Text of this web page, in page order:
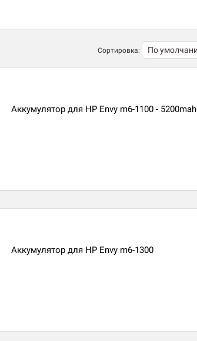
Сортировка:
Аккумулятор для HP Envy m6-1100 - 5200mah
Аккумулятор для HP Envy m6-1300